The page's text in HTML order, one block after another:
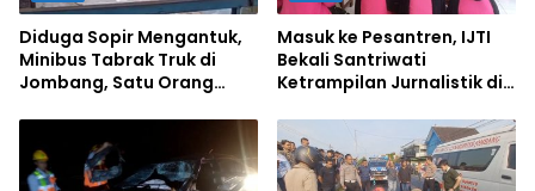
Diduga Sopir Mengantuk,
Minibus Tabrak Truk di
Jombang, Satu Orang
Masuk ke Pesantren, IJTI
Bekali Santriwati
Ketrampilan Jurnalistik di
Tambakberas Jombang